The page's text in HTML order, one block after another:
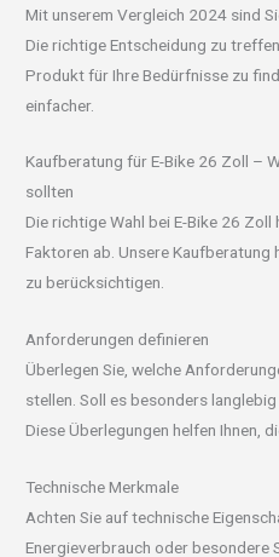
Mit unserem Vergleich 2024 sind
Die richtige Entscheidung zu
Produkt für Ihre Bedürfnisse zu
einfacher.
Kaufberatung für E-Bike 26 Zoll –
sollten
Die richtige Wahl bei E-Bike 26
Faktoren ab. Unsere
zu berücksichtigen.
Anforderungen definieren
Überlegen Sie, welche
stellen. Soll es besonders
Diese Überlegungen helfen Ihnen,
Technische Merkmale
Achten Sie auf technische
Energieverbrauch oder besondere